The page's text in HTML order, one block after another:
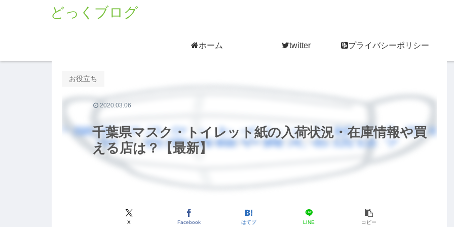
どっくブログ
ホーム twitter プライバシーポリシー
千葉県マスク・トイレット紙の入荷状況・在庫情報や買
える店は？【最新】
お役立ち
X Facebook はてブ LINE コピー
2020.03.06